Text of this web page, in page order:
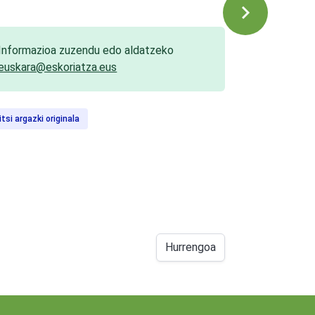
zuzendu edo aldatzeko
argazki originala
Hurrengoa